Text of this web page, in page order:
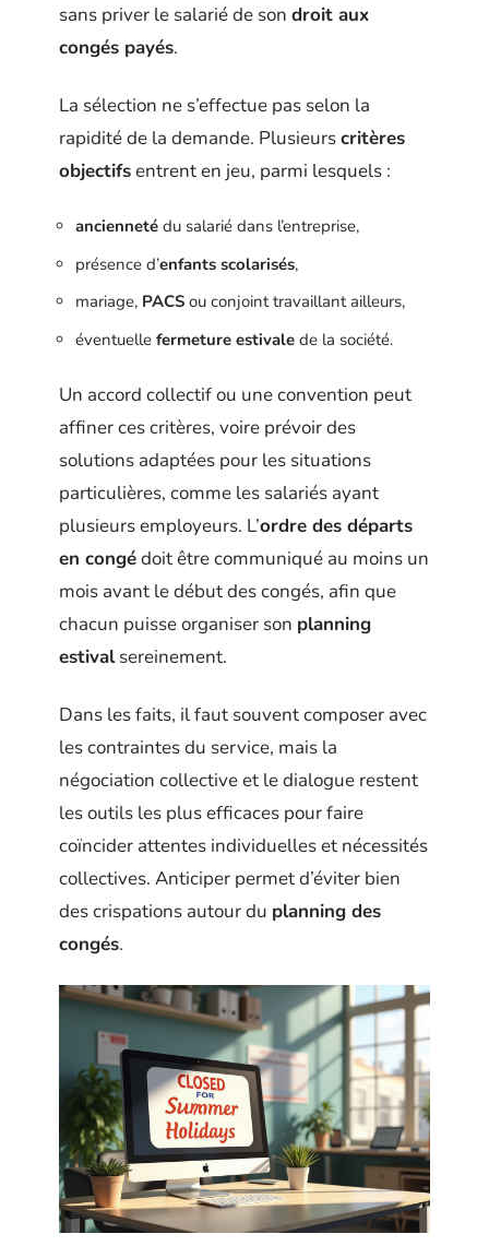
sans priver le salarié de son droit aux
congés payés.
La sélection ne s’effectue pas selon la
rapidité de la demande. Plusieurscritères
objectifsentrent en jeu, parmi lesquels :
ancienneté du salarié dans l’entreprise,
présence d’enfants scolarisés,
mariage, PACS ou conjoint travaillant ailleurs,
éventuelle fermeture estivale de la société.
Un accord collectif ou une convention peut
affiner ces critères, voire prévoir des
solutions adaptées pour les situations
particulières, comme les salariés ayant
plusieurs employeurs. L’ordre des départs
en congédoit être communiqué au moins un
mois avant le début des congés, afin que
chacun puisse organiser son planning
estivalsereinement.
Dans les faits, il faut souvent composer avec
les contraintes du service, mais la
négociation collective et le dialogue restent
les outils les plus efficaces pour faire
coïncider attentes individuelles et nécessités
collectives. Anticiper permet d’éviter bien
des crispations autour du planning des
congés.